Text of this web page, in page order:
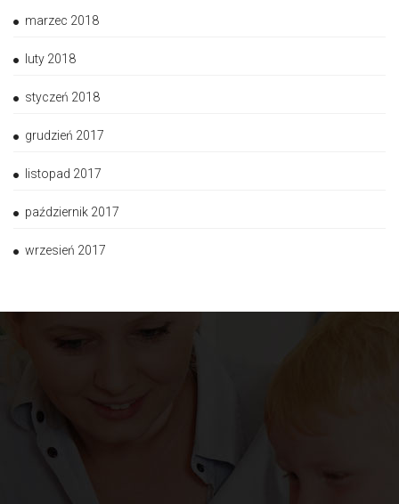
marzec 2018
luty 2018
styczeń 2018
grudzień 2017
listopad 2017
październik 2017
wrzesień 2017